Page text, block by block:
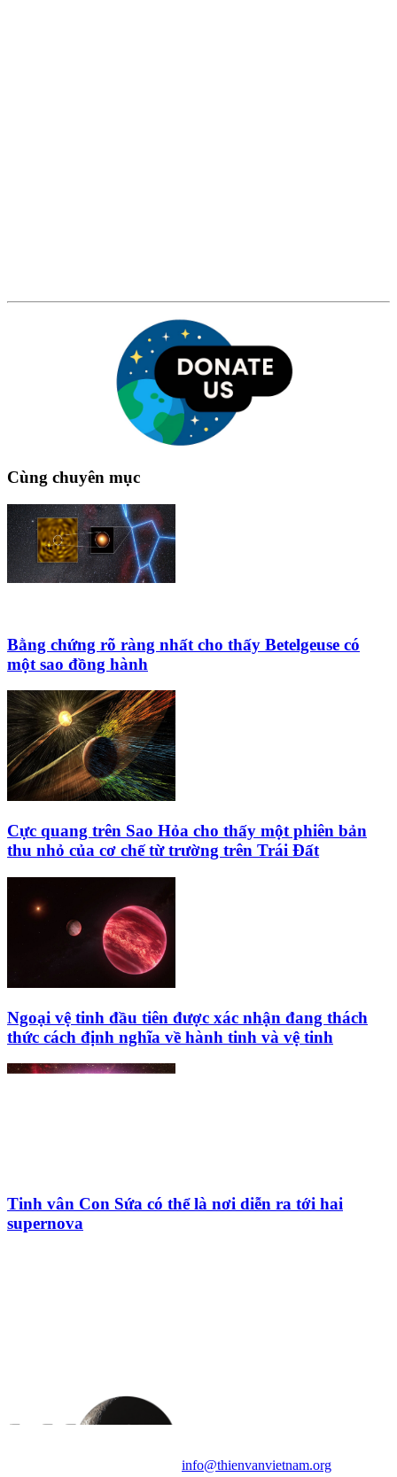
Cùng chuyên mục
Bằng chứng rõ ràng nhất cho thấy Betelgeuse có
một sao đồng hành
Cực quang trên Sao Hỏa cho thấy một phiên bản
thu nhỏ của cơ chế từ trường trên Trái Đất
Ngoại vệ tinh đầu tiên được xác nhận đang thách
thức cách định nghĩa về hành tinh và vệ tinh
Tinh vân Con Sứa có thể là nơi diễn ra tới hai
supernova
info@thienvanvietnam.org